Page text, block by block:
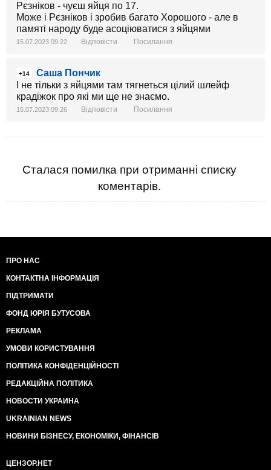
Рєзніков - чуєш яйця по 17.
Може і Рєзніков і зробив багато Хорошого - але в
памяті народу буде асоціюватися з яйцями
15.07.2023 09:22 Відповісти Посилання
+14
Саша Пончик
І не тільки з яйцями там тягнеться цілий шлейф
крадіжок про які ми ще не знаємо.
15.07.2023 09:26 Відповісти Посилання
Сталася помилка при отриманні списку
коментарів.
ПРО НАС
КОНТАКТНА ІНФОРМАЦІЯ
ПІДТРИМАТИ
ФОНД ЮРІЯ БУТУСОВА
РЕКЛАМА
УМОВИ КОРИСТУВАННЯ
ПОЛІТИКА КОНФІДЕНЦІЙНОСТІ
РЕДАКЦІЙНА ПОЛІТИКА
НОВОСТИ УКРАИНА
UKRAINIAN NEWS
НОВИНИ БІЗНЕСУ, ЕКОНОМІКИ, ФІНАНСІВ
ЦЕНЗОР.НЕТ